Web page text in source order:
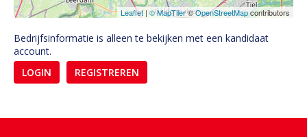
Leaflet|© MapTiler©OpenStreetMapcontributors
Bedrijfsinformatie is alleen te bekijken met een kandidaat
account.
LOGIN
REGISTREREN